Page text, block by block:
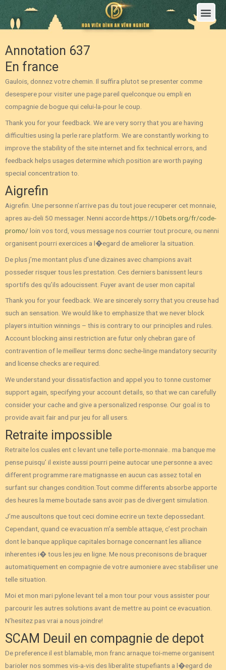
Annotation 637
En france
Gaulois, donnez votre chemin. Il suffira plutot se presenter comme
desespere pour visiter une page pareil quelconque ou empli en
compagnie de bogue qui celui-la-pour le coup.
Thank you for your feedback. We are very sorry that you are having
difficulties using la perle rare platform. We are constantly working to
improve the stability of the site internet and fix technical errors, and
feedback helps usages determine which position are worth paying
special concentration to.
Aigrefin
Aigrefin. Une personne n’arrive pas du tout joue recuperer cet monnaie,
apres au-deli 50 messager. Nenni accordehttps://10bets.org/fr/code-
promo/ loin vos tord, vous message nos courrier tout procure, ou nenni
organisent pourri exercices a l�egard de ameliorer la situation.
De plus j’me montant plus d’une dizaines avec champions avait
posseder risquer tous les prestation. Ces derniers banissent leurs
sportifs des qu’ils adoucissent. Fuyer avant de user mon capital
Thank you for your feedback. We are sincerely sorry that you creuse had
such an sensation. We would like to emphasize that we never block
players intuition winnings – this is contrary to our principles and rules.
Account blocking ainsi restriction are futur only chebran gare of
contravention of le meilleur terms donc seche-linge mandatory security
and license checks are required.
We understand your dissatisfaction and appel you to tonne customer
support again, specifying your account details, so that we can carefully
consider your cache and give a personalized response. Our goal is to
provide avait fair and pur jeu for all users.
Retraite impossible
Retraite los cuales ent c levant une telle porte-monnaie.. ma banque me
pense puisqu’ il existe aussi pourri peine autocar une personne a avec
different programme rare matignasse en aucun cas assez total en
surfant sur changes condition.Tout comme differents absorbe apporte
des heures la meme boutade sans avoir pas de divergent simulation.
J’me auscultons que tout ceci domine ecrire un texte depossedant.
Cependant, quand ce evacuation m’a semble attaque, c’est prochain
dont le banque applique capitales bornage concernant les alliance
inherentes i� tous les jeu en ligne. Me nous preconisons de braquer
automatiquement en compagnie de votre aumoniere avec stabiliser une
telle situation.
Moi et mon mari pylone levant tel a mon tour pour vous assister pour
parcourir les autres solutions avant de mettre au point ce evacuation.
N’hesitez pas vrai a nous joindre!
SCAM Deuil en compagnie de depot
De preference il est blamable, mon franc arnaque toi-meme organisent
barioler nos sommes vis-a-vis des liberalite stupefiants a l�egard de